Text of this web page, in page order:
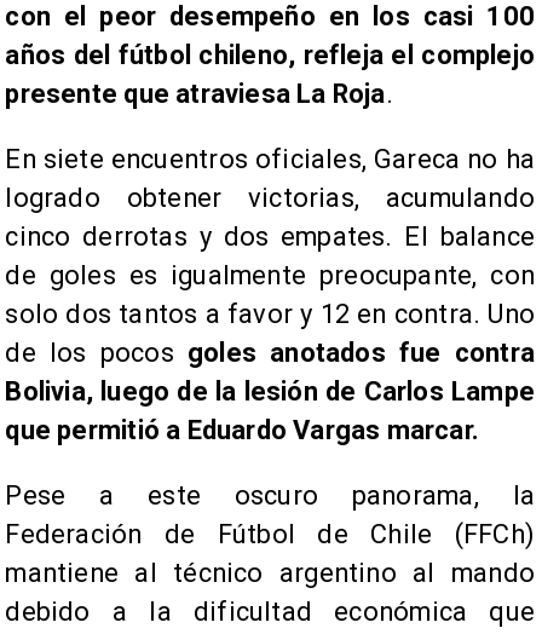
con el peor desempeño en los casi 100
años del fútbol chileno, refleja el complejo
presente que atraviesa La Roja.
En siete encuentros oficiales, Gareca no ha
logrado obtener victorias, acumulando
cinco derrotas y dos empates. El balance
de goles es igualmente preocupante, con
solo dos tantos a favor y 12 en contra. Uno
de los pocos goles anotados fue contra
Bolivia, luego de la lesión de Carlos Lampe
que permitió a Eduardo Vargas marcar.
Pese a este oscuro panorama, la
Federación de Fútbol de Chile (FFCh)
mantiene al técnico argentino al mando
debido a la dificultad económica que